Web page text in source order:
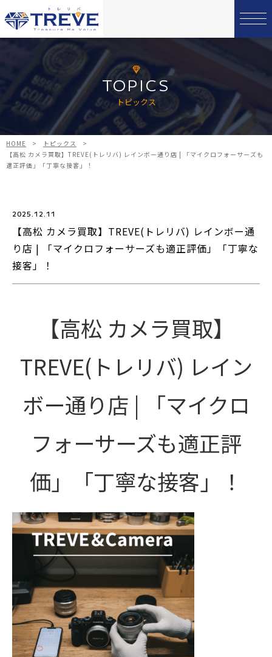
TOPICS
トピックス
HOME > トピックス
>
【高松 カメラ買取】TREVE(トレリバ) レインボー通り店 | 「マイクロフォーサーズも
適正評価」「丁寧な接客」！
【高松 カメラ買取】TREVE(トレリバ) レインボー通
り店 | 「マイクロフォーサーズも適正評価」「丁寧な
接客」！
2025.12.11
【高松 カメラ買取】
TREVE(トレリバ) レイン
ボー通り店 | 「マイクロ
フォーサーズも適正評
価」「丁寧な接客」！